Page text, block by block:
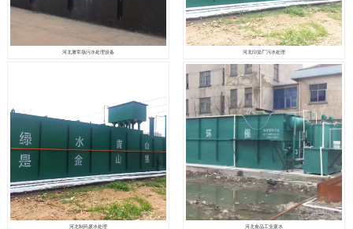
河北屠宰场污水处理设备 河北印染厂污水处理
河北制药废水处理 河北食品工业废水